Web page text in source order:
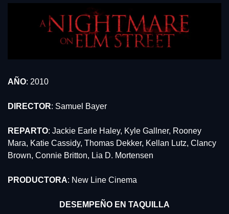
AÑO: 2010
DIRECTOR: Samuel Bayer
REPARTO: Jackie Earle Haley, Kyle Gallner, Rooney
Mara, Katie Cassidy, Thomas Dekker, Kellan Lutz, Clancy
Brown, Connie Britton, Lia D. Mortensen
PRODUCTORA: New Line Cinema
DESEMPEÑO EN TAQUILLA